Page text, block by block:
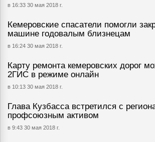
в 16:33 30 мая 2018 г.
Кемеровские спасатели помогли
машине годовалым близнецам
в 16:24 30 мая 2018 г.
Карту ремонта кемеровских дорог
2ГИС в режиме онлайн
в 10:13 30 мая 2018 г.
Глава Кузбасса встретился с
профсоюзным активом
в 9:43 30 мая 2018 г.